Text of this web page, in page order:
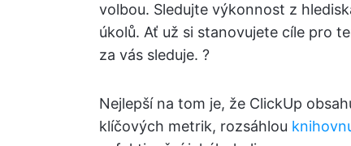
volbou. Sledujte výkonnost z
úkolů. Ať už si stanovujete cíle pro
za vás sleduje. ?
Nejlepší na tom je, že ClickUp
klíčových metrik, rozsáhlou